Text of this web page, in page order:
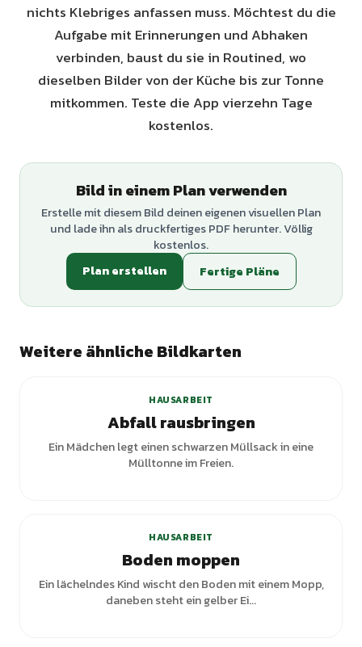
nichts Klebriges anfassen muss. Möchtest du die
Aufgabe mit Erinnerungen und Abhaken
verbinden, baust du sie in Routined, wo
dieselben Bilder von der Küche bis zur Tonne
mitkommen. Teste die App vierzehn Tage
kostenlos.
Bild in einem Plan verwenden
Erstelle mit diesem Bild deinen eigenen visuellen Plan
und lade ihn als druckfertiges PDF herunter. Völlig
kostenlos.
Plan erstellen
Fertige Pläne
Weitere ähnliche Bildkarten
HAUSARBEIT
Abfall rausbringen
Ein Mädchen legt einen schwarzen Müllsack in eine
Mülltonne im Freien.
HAUSARBEIT
Boden moppen
Ein lächelndes Kind wischt den Boden mit einem Mopp,
daneben steht ein gelber Ei...